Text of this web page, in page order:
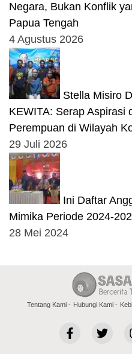
Negara, Bukan Konflik
Papua Tengah
4 Agustus 2026
Stella Misiro
KEWITA: Serap Aspirasi
Perempuan di Wilayah
29 Juli 2026
Ini Daftar
Mimika Periode 2024-
28 Mei 2024
Tentang Kami Hubungi Kami